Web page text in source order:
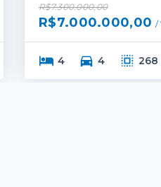
R$7.300.000,00
R$7.000.000,00 /
4 4 268